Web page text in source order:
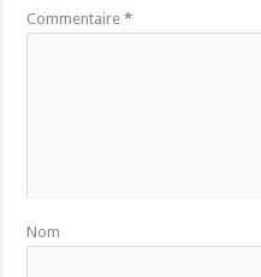
Commentaire*
Nom